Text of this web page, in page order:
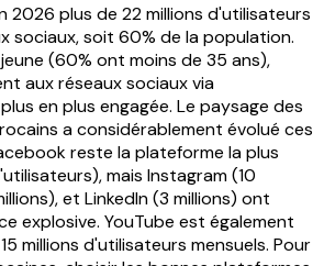
2026 plus de 22 millions d'utilisateurs
sociaux, soit 60% de la population.
(60% ont moins de 35 ans),
aux réseaux sociaux via
en plus engagée. Le paysage des
a considérablement évolué ces
reste la plateforme la plus
mais Instagram (10
et LinkedIn (3 millions) ont
explosive. YouTube est également
millions d'utilisateurs mensuels. Pour